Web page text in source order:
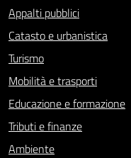
Appalti pubblici
Catasto e urbanistica
Turismo
Mobilità e trasporti
Educazione e formazione
Tributi e finanze
Ambiente